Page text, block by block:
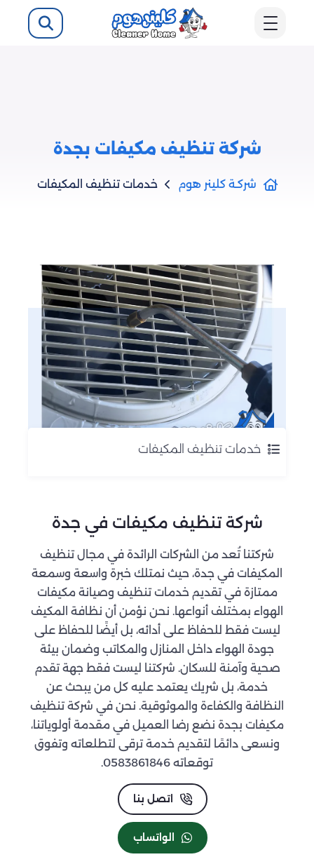
شركة تنظيف مكيفات بجدة
شركـة كلينر هوم خدمات تنظيف المكيفات
خدمات تنظيف المكيفات
شركة تنظيف مكيفات في جدة
شركتنا تُعد من الشركات الرائدة في مجال تنظيف
المكيفات في جدة، حيث نمتلك خبرة واسعة وسمعة
ممتازة في تقديم خدمات تنظيف وصيانة مكيفات
الهواء بمختلف أنواعها. نحن نؤمن أن نظافة المكيف
ليست فقط للحفاظ على أدائه، بل أيضًا للحفاظ على
جودة الهواء داخل المنازل والمكاتب وضمان بيئة
صحية وآمنة للسكان. شركتنا ليست فقط جهة تقدم
خدمة، بل شريك يعتمد عليه كل من يبحث عن
النظافة والكفاءة والموثوقية. نحن في شركة تنظيف
مكيفات بجدة نضع رضا العميل في مقدمة أولوياتنا،
ونسعى دائمًا لتقديم خدمة ترقى لتطلعاته وتفوق
توقعاته 0583861846.
اتصل بنا
الواتساب